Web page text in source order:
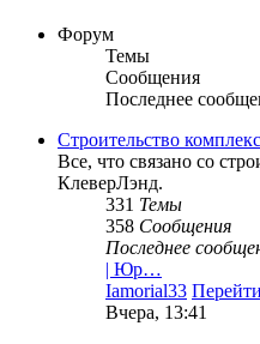
Форум
Темы
Сообщения
Последнее
Строительство
Все, что связано со
КлеверЛэнд.
331 Темы
358 Сообщения
Последнее
| Юр…
Iamorial33
Вчера, 13:41